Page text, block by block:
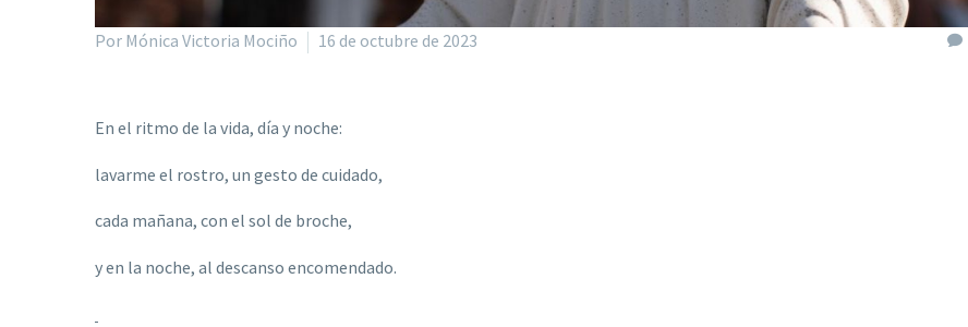
Por Mónica Victoria Mociño 16 de octubre de 2023
En el ritmo de la vida, día y noche:
lavarme el rostro, un gesto de cuidado,
cada mañana, con el sol de broche,
y en la noche, al descanso encomendado.